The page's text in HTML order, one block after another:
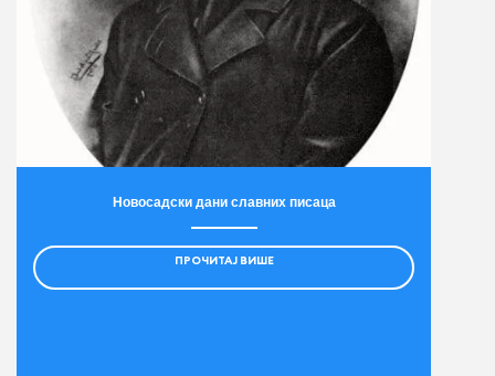
Новосадски дани славних писаца
ПРОЧИТАЈ ВИШЕ